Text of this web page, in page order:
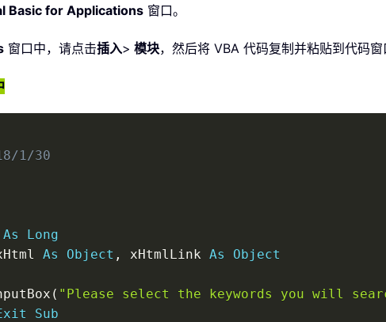
Basic for Applications 窗口。
窗口中，请点击插入> 模块，然后将 VBA 代码复制并粘贴到代码窗
1/30
As
Long
As Object , xHtmlLink As
Object
( "Please select the keywords you will
Sub